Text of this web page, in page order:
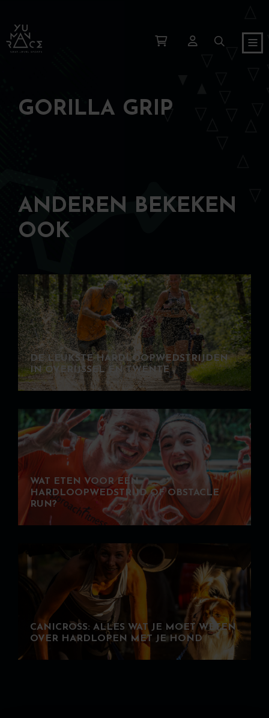
GORILLA GRIP
ANDEREN BEKEKEN
OOK
DE LEUKSTE HARDLOOPWEDSTRIJDEN
IN OVERIJSSEL EN TWENTE
WAT ETEN VOOR EEN
HARDLOOPWEDSTRIJD OF OBSTACLE
RUN?
CANICROSS: ALLES WAT JE MOET WETEN
OVER HARDLOPEN MET JE HOND